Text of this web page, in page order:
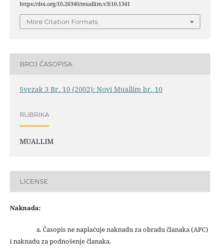
https://doi.org/10.26340/muallim.v3i10.1341
More Citation Formats
BROJ ČASOPISA
Svezak 3 Br. 10 (2002): Novi Muallim br. 10
RUBRIKA
MUALLIM
LICENSE
Naknada:
a. Časopis ne naplaćuje naknadu za obradu članaka (APC)
i naknadu za podnošenje članaka.